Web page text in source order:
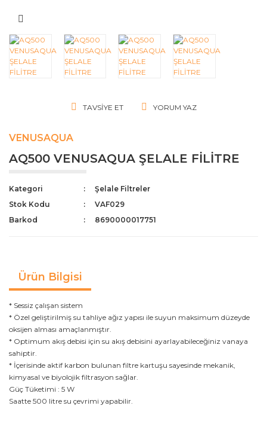
TAVSIYE ET YORUM YAZ
VENUSAQUA
AQ500 VENUSAQUA ŞELALE FİLİTRE
Kategori
Şelale Filtreler
Stok Kodu
VAF029
Barkod
8690000017751
Ürün Bilgisi
* Sessiz çalışan sistem
* Özel geliştirilmiş su tahliye ağız yapısı ile suyun maksimum düzeyde
oksijen alması amaçlanmıştır.
* Optimum akış debisi için su akış debisini ayarlayabileceğiniz vanaya
sahiptir.
* İçerisinde aktif karbon bulunan filtre kartuşu sayesinde mekanik,
kimyasal ve biyolojik filtrasyon sağlar.
Güç Tüketimi : 5 W
Saatte 500 litre su çevrimi yapabilir.